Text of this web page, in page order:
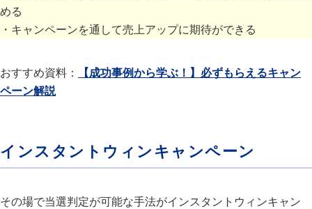
める
・キャンペーンを通して売上アップに期待ができる
おすすめ資料：
【成功事例から学ぶ！】必ずもらえるキャン
ペーン解説
インスタントウィンキャンペーン
その場で当選判定が可能な手法がインスタントウィンキャン